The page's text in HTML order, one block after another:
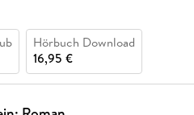
Hörbuch Download
16,95 €